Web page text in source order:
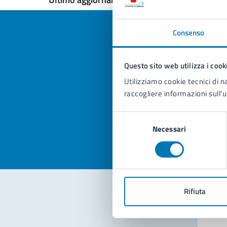
Consenso
Questo sito web utilizza i
Utilizziamo cookie tecnici di
raccogliere informazioni
Necessari
Rifiuta